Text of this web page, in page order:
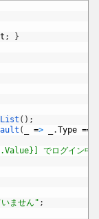
; }
( ) ;
( => .Type ==
でログイン中"
ません" ;